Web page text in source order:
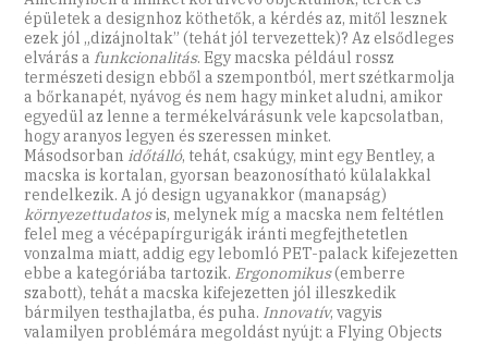
épületek a designhoz köthetők, a kérdés az, mitől lesznek
ezek jól „dizájnoltak” (tehát jól tervezettek)? Az elsődleges
elvárás afunkcionalitás. Egy macska például rossz
természeti design ebből a szempontból, mert szétkarmolja
a bőrkanapét, nyávog és nem hagy minket aludni, amikor
egyedül az lenne a termékelvárásunk vele kapcsolatban,
hogy aranyos legyen és szeressen minket.
Másodsorban időtálló, tehát, csakúgy, mint egy Bentley, a
macska is kortalan, gyorsan beazonosítható külalakkal
rendelkezik. A jó design ugyanakkor (manapság)
környezettudatosis, melynek míg a macska nem feltétlen
felel meg a vécépapírgurigák iránti megfejthetetlen
vonzalma miatt, addig egy lebomló PET-palack kifejezetten
ebbe a kategóriába tartozik. Ergonomikus(emberre
szabott), tehát a macska kifejezetten jól illeszkedik
bármilyen testhajlatba, és puha. Innovatív, vagyis
valamilyen problémára megoldást nyújt: a Flying Objects